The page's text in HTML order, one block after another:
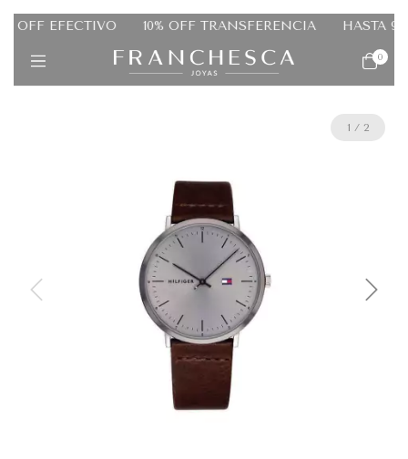
EFECTIVO 10% OFF TRANSFERENCIA HASTA 9
0
1 / 2